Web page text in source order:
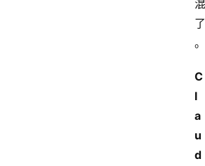
混
了
。
C
l
a
u
d